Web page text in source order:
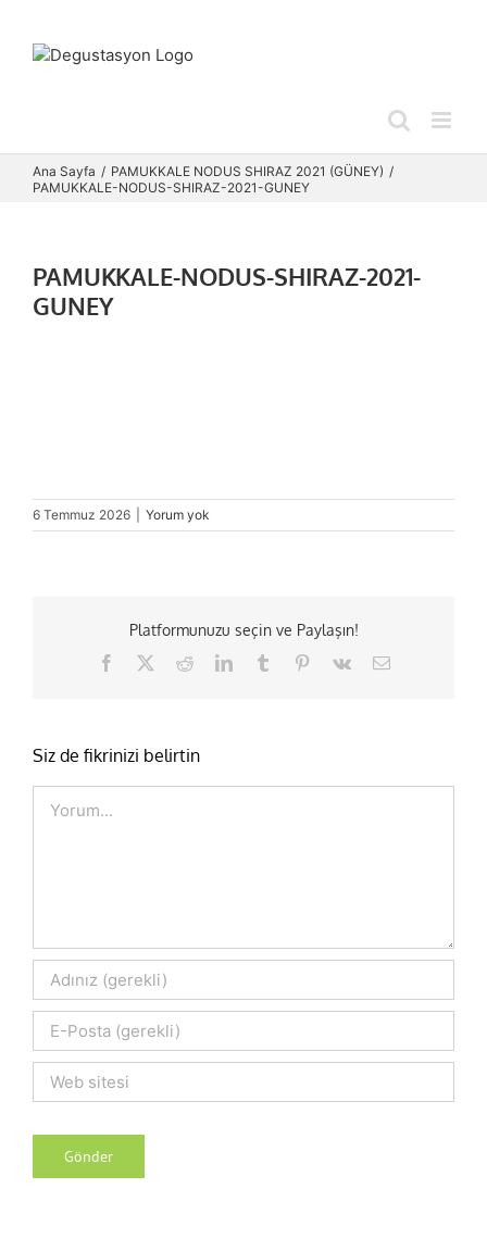
content
Ana Sayfa
PAMUKKALE NODUS SHIRAZ 2021 (GÜNEY)
PAMUKKALE-NODUS-SHIRAZ-2021-GUNEY
PAMUKKALE-NODUS-SHIRAZ-2021-
GUNEY
6 Temmuz 2026 Yorum yok
Platformunuzu seçin ve Paylaşın!
Facebook RedditLinkedInTumblr Pinterest
Vk
E-
Siz de fikrinizi belirtin